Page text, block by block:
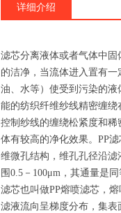
详细介绍
滤芯分离液体或者气体中
的洁净，当流体进入置有
油、水等）使受到污染的
能的纺织纤维纱线精密缠
控制纱线的缠绕松紧度和
体有较高的净化效果。PP
维微孔结构，维孔孔径沿
围0.5－100μm，其通量是
滤芯也叫做PP熔喷滤芯，
滤液流向呈梯度分布，集